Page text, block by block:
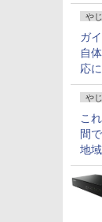
や
ガ
自
応
や
こ
間
地